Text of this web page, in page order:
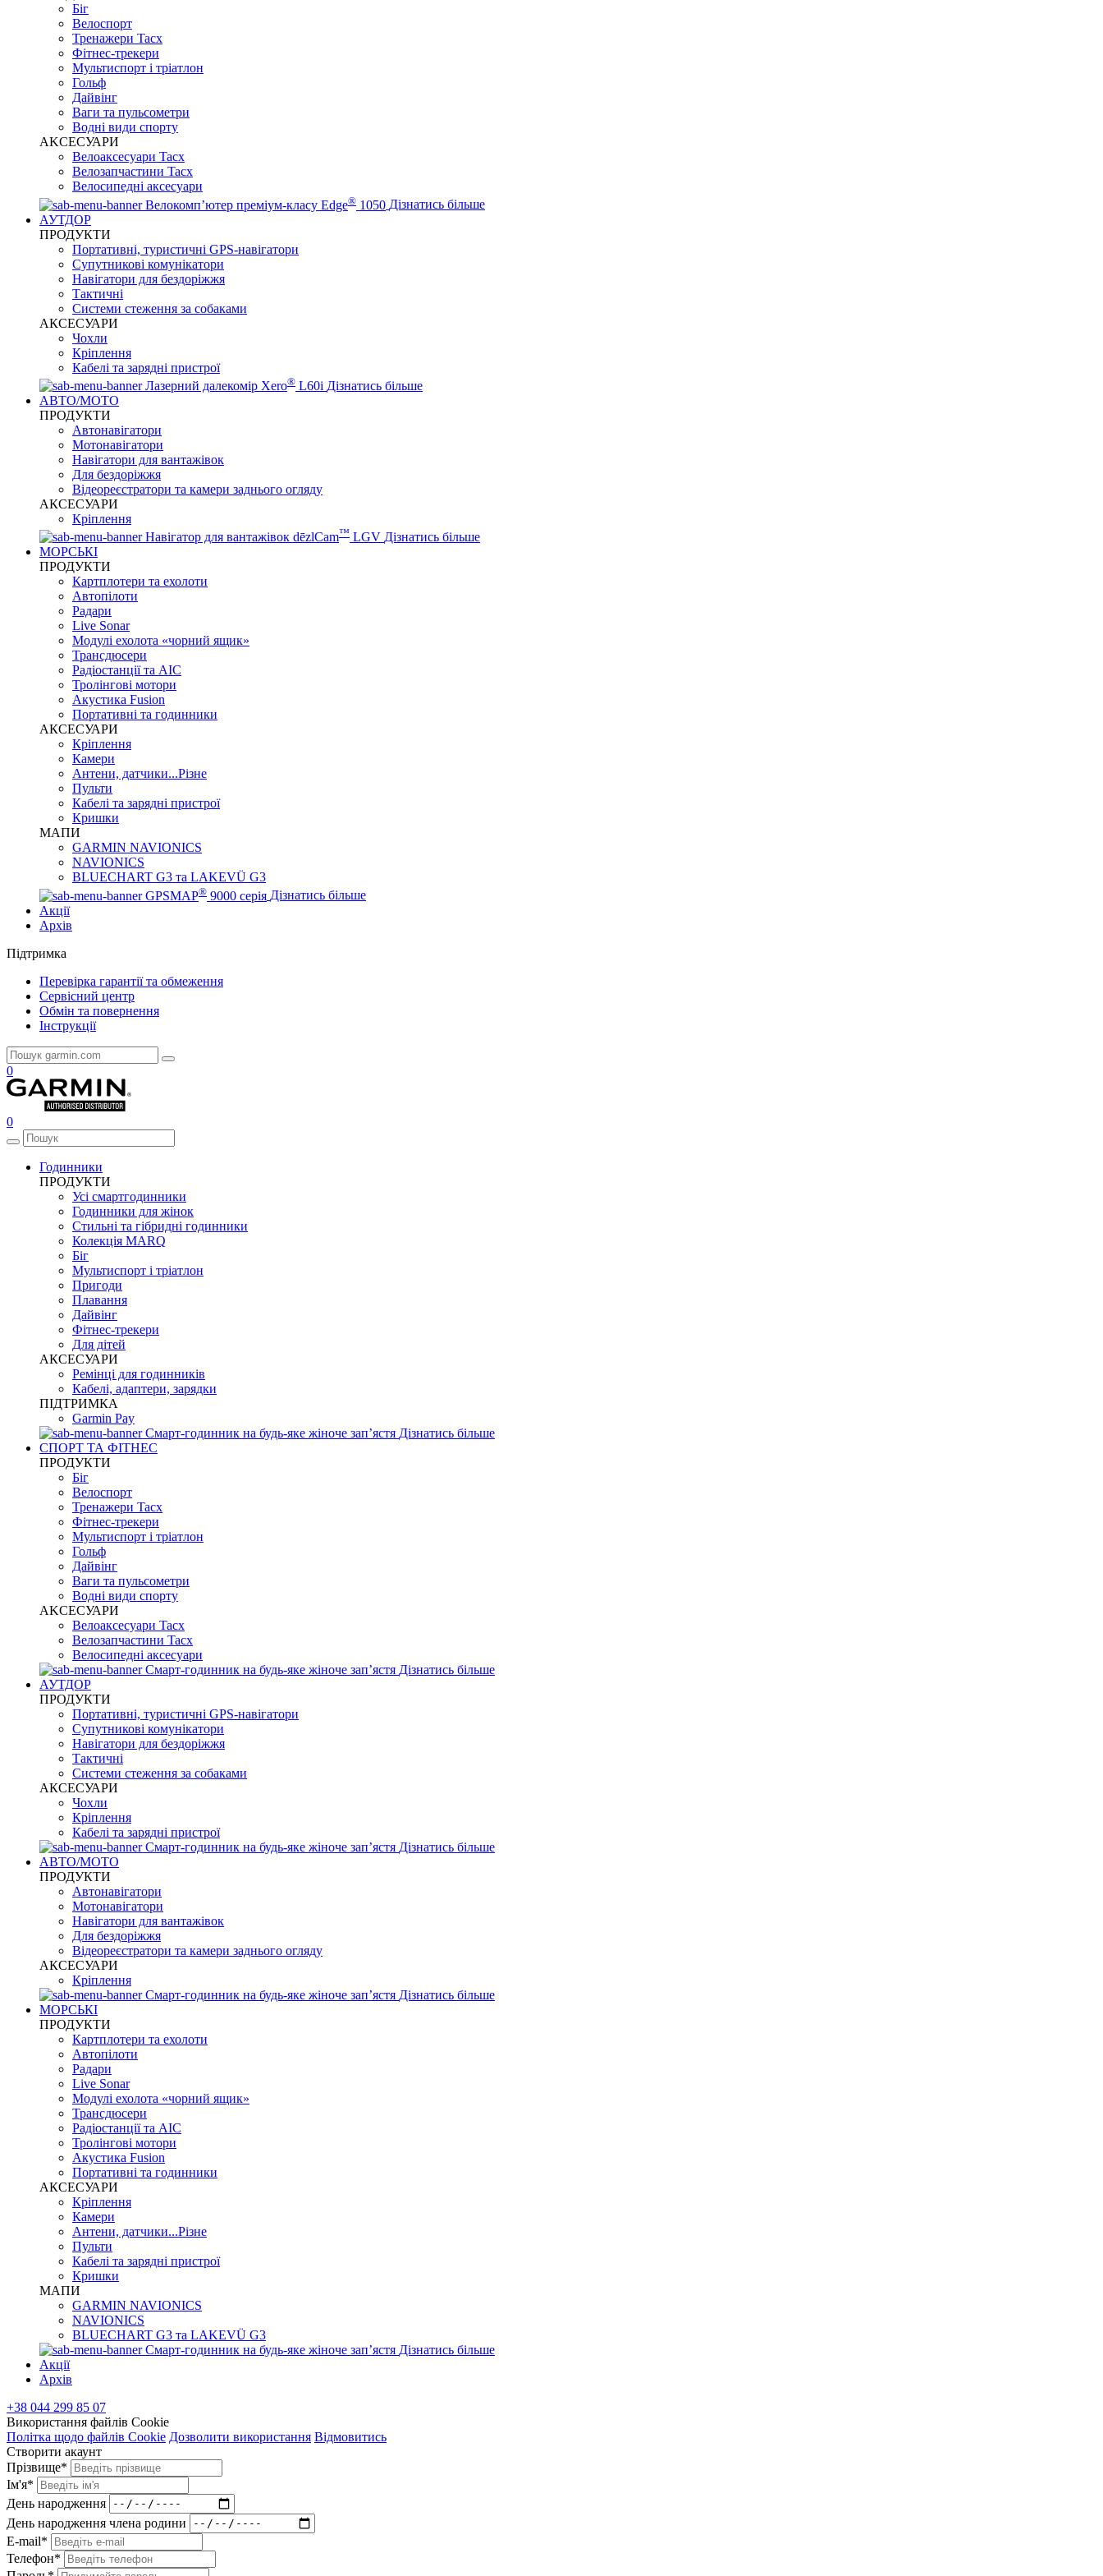
Біг
Велоспорт
Тренажери Tacx
Фітнес-трекери
Мультиспорт і тріатлон
Гольф
Дайвінг
Ваги та пульсометри
Водні види спорту
AKCЕСУАРИ
Велоаксесуари Tacx
Велозапчастини Tacx
Велосипедні аксесуари
Велокомп’ютер преміум-класу Edge® 1050 Дізнатись більше
АУТДОР
ПРОДУКТИ
Портативні, туристичні GPS-навігатори
Супутникові комунікатори
Навігатори для бездоріжжя
Тактичні
Системи стеження за собаками
АКСЕСУАРИ
Чохли
Кріплення
Кабелі та зарядні пристрої
Лазерний далекомір Xero® L60i Дізнатись більше
АВТО/МОТО
ПРОДУКТИ
Автонавігатори
Мотонавігатори
Навігатори для вантажівок
Для бездоріжжя
Відеореєстратори та камери заднього огляду
АКСЕСУАРИ
Кріплення
Навігатор для вантажівок dēzlCam™ LGV Дізнатись більше
МОРСЬКІ
ПРОДУКТИ
Картплотери та ехолоти
Автопілоти
Радари
Live Sonar
Модулі ехолота «чорний ящик»
Трансдюсери
Радіостанції та АІС
Тролінгові мотори
Акустика Fusion
Портативні та годинники
АКСЕСУАРИ
Кріплення
Камери
Антени, датчики...Різне
Пульти
Кабелі та зарядні пристрої
Кришки
МАПИ
GARMIN NAVIONICS
NAVIONICS
BLUECHART G3 та LAKEVÜ G3
GPSMAP® 9000 серія Дізнатись більше
Акції
Архів
Підтримка
Перевірка гарантії та обмеження
Сервісний центр
Обмін та повернення
Інструкції
0
0
Годинники
ПРОДУКТИ
Усі смартгодинники
Годинники для жінок
Стильні та гібридні годинники
Колекція MARQ
Біг
Мультиспорт і тріатлон
Пригоди
Плавання
Дайвінг
Фітнес-трекери
Для дітей
АКСЕСУАРИ
Ремінці для годинників
Кабелі, адаптери, зарядки
ПІДТРИМКА
Garmin Pay
Смарт-годинник на будь-яке жіноче запʼястя Дізнатись більше
СПОРТ ТА ФІТНЕС
ПРОДУКТИ
Біг
Велоспорт
Тренажери Tacx
Фітнес-трекери
Мультиспорт і тріатлон
Гольф
Дайвінг
Ваги та пульсометри
Водні види спорту
AKCЕСУАРИ
Велоаксесуари Tacx
Велозапчастини Tacx
Велосипедні аксесуари
Смарт-годинник на будь-яке жіноче запʼястя Дізнатись більше
АУТДОР
ПРОДУКТИ
Портативні, туристичні GPS-навігатори
Супутникові комунікатори
Навігатори для бездоріжжя
Тактичні
Системи стеження за собаками
АКСЕСУАРИ
Чохли
Кріплення
Кабелі та зарядні пристрої
Смарт-годинник на будь-яке жіноче запʼястя Дізнатись більше
АВТО/МОТО
ПРОДУКТИ
Автонавігатори
Мотонавігатори
Навігатори для вантажівок
Для бездоріжжя
Відеореєстратори та камери заднього огляду
АКСЕСУАРИ
Кріплення
Смарт-годинник на будь-яке жіноче запʼястя Дізнатись більше
МОРСЬКІ
ПРОДУКТИ
Картплотери та ехолоти
Автопілоти
Радари
Live Sonar
Модулі ехолота «чорний ящик»
Трансдюсери
Радіостанції та АІС
Тролінгові мотори
Акустика Fusion
Портативні та годинники
АКСЕСУАРИ
Кріплення
Камери
Антени, датчики...Різне
Пульти
Кабелі та зарядні пристрої
Кришки
МАПИ
GARMIN NAVIONICS
NAVIONICS
BLUECHART G3 та LAKEVÜ G3
Смарт-годинник на будь-яке жіноче запʼястя Дізнатись більше
Акції
Архів
+38 044 299 85 07
Використання файлів Cookie
Політка щодо файлів Cookie Дозволити використання Відмовитись
Створити акаунт
Прізвище*
Ім'я*
День народження
День народження члена родини
E-mail*
Телефон*